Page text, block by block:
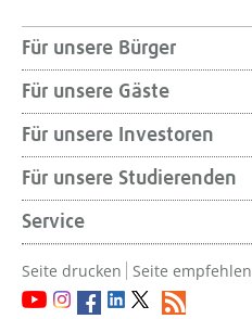
Für unsere Bürger
Für unsere Gäste
Für unsere Investoren
Für unsere Studierenden
Service
Seite drucken Seite empfehlen